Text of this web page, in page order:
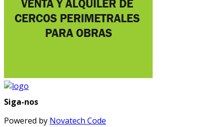
Siga-nos
Powered by Novatech Code